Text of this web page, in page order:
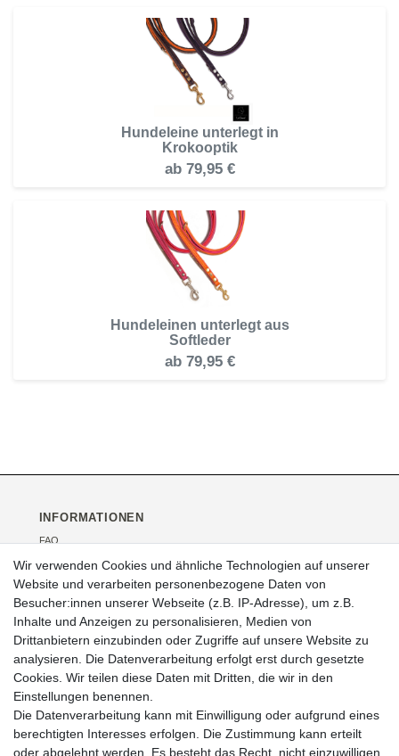
Hundeleine unterlegt in
Krokooptik
ab79,95 €
Hundeleinen unterlegt aus
Softleder
ab79,95 €
INFORMATIONEN
FAQ
Kontakt
Über uns
Veranstaltungen
RECHTLICHES
AGB
Impressum
Widerrufsrecht
Datenschutz
Wir verwenden Cookies und ähnliche Technologien auf unserer
Website und verarbeiten personenbezogene Daten von
Besucher:innen unserer Webseite (z.B. IP-Adresse), um z.B.
Inhalte und Anzeigen zu personalisieren, Medien von
Drittanbietern einzubinden oder Zugriffe auf unsere Website zu
analysieren. Die Datenverarbeitung erfolgt erst durch gesetzte
Cookies. Wir teilen diese Daten mit Dritten, die wir in den
Einstellungen benennen.
Die Datenverarbeitung kann mit Einwilligung oder aufgrund eines
berechtigten Interesses erfolgen. Die Zustimmung kann erteilt
oder abgelehnt werden. Es besteht das Recht, nicht einzuwilligen